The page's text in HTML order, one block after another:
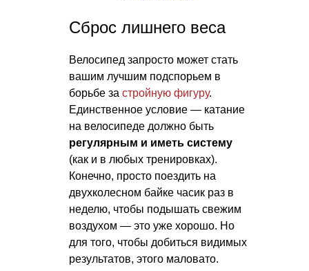
Сброс лишнего веса
Велосипед запросто может стать
вашим лучшим подспорьем в
борьбе за стройную фигуру.
Единственное условие — катание
на велосипеде должно быть
регулярным и иметь систему
(как и в любых тренировках).
Конечно, просто поездить на
двухколесном байке часик раз в
неделю, чтобы подышать свежим
воздухом — это уже хорошо. Но
для того, чтобы добиться видимых
результатов, этого маловато.